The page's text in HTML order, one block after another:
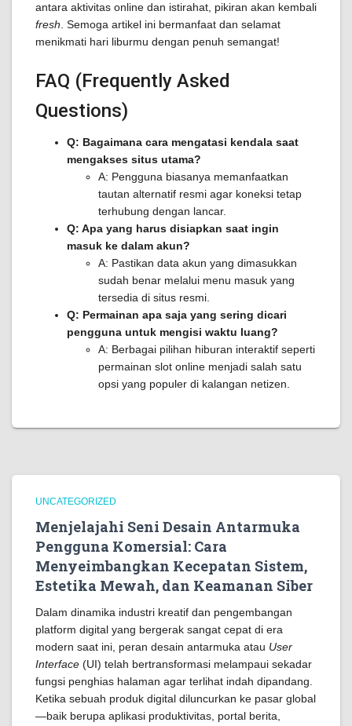
antara aktivitas online dan istirahat, pikiran akan kembali
fresh . Semoga artikel ini bermanfaat dan selamat
menikmati hari liburmu dengan penuh semangat!
FAQ (Frequently Asked
Questions)
Q: Bagaimana cara mengatasi kendala saat
mengakses situs utama?
A: Pengguna biasanya memanfaatkan
tautan alternatif resmi agar koneksi tetap
terhubung dengan lancar.
Q: Apa yang harus disiapkan saat ingin
masuk ke dalam akun?
A: Pastikan data akun yang dimasukkan
sudah benar melalui menu masuk yang
tersedia di situs resmi.
Q: Permainan apa saja yang sering dicari
pengguna untuk mengisi waktu luang?
A: Berbagai pilihan hiburan interaktif seperti
permainan slot online menjadi salah satu
opsi yang populer di kalangan netizen.
UNCATEGORIZED
Menjelajahi Seni Desain Antarmuka
Pengguna Komersial: Cara
Menyeimbangkan Kecepatan Sistem,
Estetika Mewah, dan Keamanan Siber
Dalam dinamika industri kreatif dan pengembangan
platform digital yang bergerak sangat cepat di era
modern saat ini, peran desain antarmuka atau User
Interface (UI) telah bertransformasi melampaui sekadar
fungsi penghias halaman agar terlihat indah dipandang.
Ketika sebuah produk digital diluncurkan ke pasar global
—baik berupa aplikasi produktivitas, portal berita,